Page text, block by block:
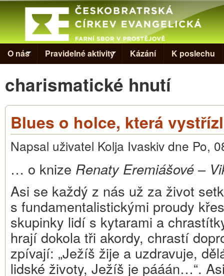
Skip
Evangelická
církev v
Prostějově
O nás Pravidelné aktivity Kázání K poslechu
charismatické hnutí
Blues o holce, která
Napsal uživatel Kolja Ivaskiv dne Po,
… o knize Renaty Eremiášové –
Asi se každý z nás už za život
s fundamentalistickými proudy
skupinky lidí s kytarami a
hrají dokola tři akordy, chrastí
zpívají: „Ježíš žije a uzdravuje,
lidské životy, Ježíš je pááán…“.